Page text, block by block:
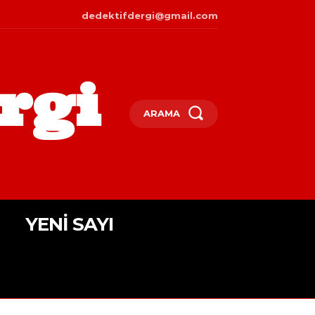
dedektifdergi@gmail.com
ARAMA
YENI SAYI